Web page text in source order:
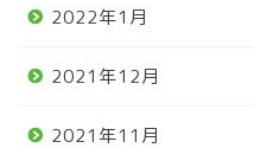
2022年1月
2021年12月
2021年11月